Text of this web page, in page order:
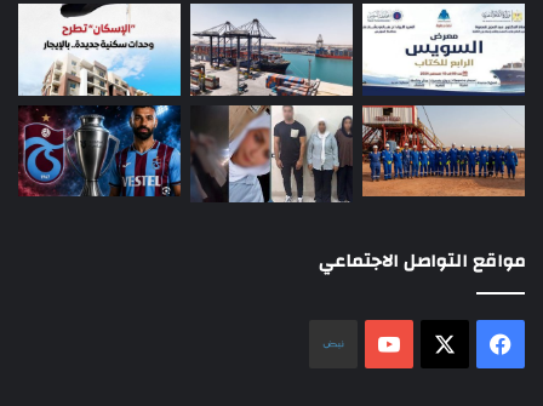
مواقع التواصل الاجتماعي
فيسبوك ‫YouTube